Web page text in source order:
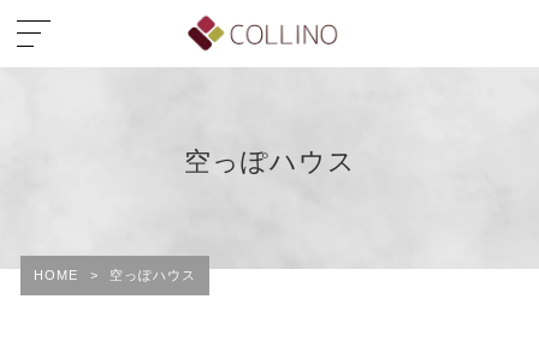
空っぽハウス
HOME > 空っぽハウス